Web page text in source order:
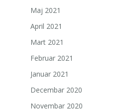
Maj 2021
April 2021
Mart 2021
Februar 2021
Januar 2021
Decembar 2020
Novembar 2020